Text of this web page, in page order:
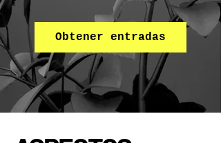
Obtener entradas